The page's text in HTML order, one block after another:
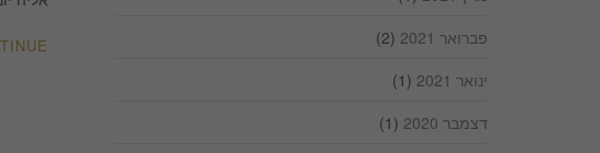
פברואר 2021
(2)
ינואר 2021
(1)
דצמבר 2020
(1)